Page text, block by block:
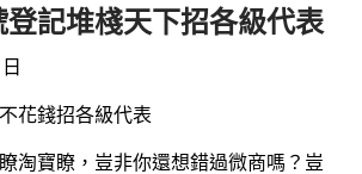
登記堆棧天下招各級代表
花錢招各級代表
寶瞭，豈非你還想錯過微商嗎？豈